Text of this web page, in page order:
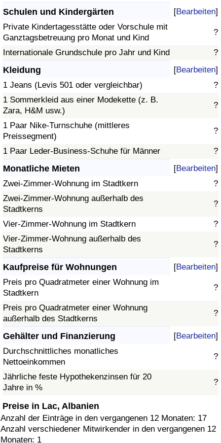
Schulen und Kindergärten [Bearbeiten]
Private Kindertagesstätte oder Vorschule mit
Ganztagsbetreuung pro Monat und Kind
?
Internationale Grundschule pro Jahr und Kind ?
Kleidung [Bearbeiten]
1 Jeans (Levis 501 oder vergleichbar)
?
1 Sommerkleid aus einer Modekette (z. B.
Zara, H&M usw.)
?
1 Paar Nike-Turnschuhe (mittleres
Preissegment)
?
1 Paar Leder-Business-Schuhe für Männer ?
Monatliche Mieten [Bearbeiten]
Zwei-Zimmer-Wohnung im Stadtkern
?
Zwei-Zimmer-Wohnung außerhalb des
Stadtkerns
?
Vier-Zimmer-Wohnung im Stadtkern
?
Vier-Zimmer-Wohnung außerhalb des
Stadtkerns
?
Kaufpreise für Wohnungen [Bearbeiten]
Preis pro Quadratmeter einer Wohnung im
Stadtkern
?
Preis pro Quadratmeter einer Wohnung
außerhalb des Stadtkerns
?
Gehälter und Finanzierung [Bearbeiten]
Durchschnittliches monatliches
Nettoeinkommen
?
Jährliche feste Hypothekenzinsen für 20
Jahre in %
?
Preise in Lac, Albanien
Anzahl der Einträge in den vergangenen 12 Monaten: 17
Anzahl verschiedener Mitwirkender in den vergangenen 12
Monaten: 1